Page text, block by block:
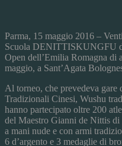
Parma, 15 maggio 2016 –
Scuola DENITTISKUNGFU
Open dell’Emilia Romagna di
maggio, a Sant’Agata
Al torneo, che prevedeva
Tradizionali Cinesi, Wushu
hanno partecipato oltre 200
del Maestro Gianni de Nittis di
a mani nude e con armi
6 d’argento e 3 medaglie di